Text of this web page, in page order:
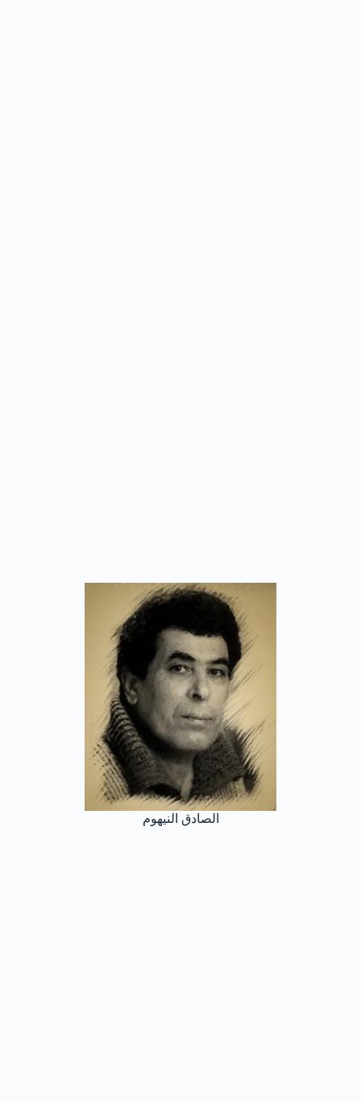
الصادق النيهوم